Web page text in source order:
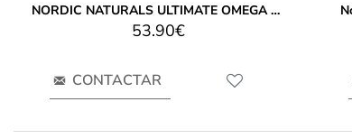
NORDIC NATURALS ULTIMATE OMEGA GUMMY 54
53.90€
CONTACTAR